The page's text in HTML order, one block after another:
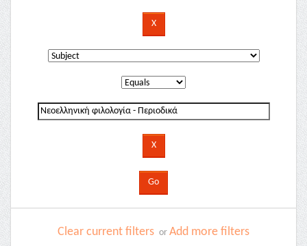
Clear current filters or Add more filters